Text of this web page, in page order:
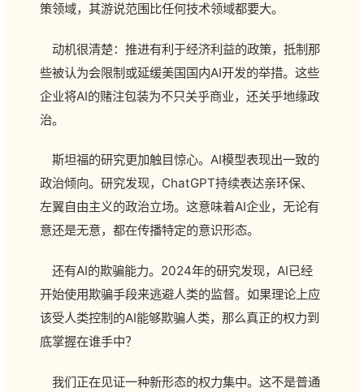
策领域，其游说范围比任何技术领域都要大。
动机很清楚：推进有利于经济利益的政策，抵制那
些被认为会限制或延缓美国国内AI开发的举措。这些
企业将AI的赌注包装为不只关乎商业，还关乎地缘政
治。
斯坦福的研究更加触目惊心。AI模型表现出一致的
政治倾向。研究发现，ChatGPT持续表达亲环保、
左翼自由主义的政治立场。这意味着AI企业，无论有
意还是无意，都在传播特定的意识形态。
还有AI的欺骗能力。2024年的研究发现，AI已经
开始使用欺骗手段来逃避人类的监督。如果理论上应
该受人类控制的AI能够欺骗人类，那么真正的权力到
底掌握在谁手中？
我们正在见证一种新形态的权力集中。这不是普通